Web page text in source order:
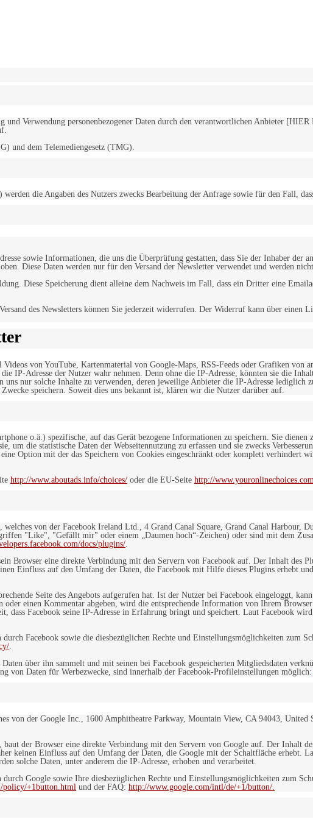
und Verwendung personenbezogener Daten durch den verantwortlichen Anbieter
und dem Telemediengesetz (TMG).
die Angaben des Nutzers zwecks Bearbeitung der Anfrage sowie für den Fall,
sowie Informationen, die uns die Überprüfung gestatten, dass Sie der Inhaber der
Diese Daten werden nur für den Versand der Newsletter verwendet und werden
Diese Speicherung dient alleine dem Nachweis im Fall, dass ein Dritter eine
des Newsletters können Sie jederzeit widerrufen. Der Widerruf kann über einen
von YouTube, Kartenmaterial von Google-Maps, RSS-Feeds oder Grafiken von
IP-Adresse der Nutzer wahr nehmen. Denn ohne die IP-Adresse, könnten sie die
nur solche Inhalte zu verwenden, deren jeweilige Anbieter die IP-Adresse lediglich
speichern. Soweit dies uns bekannt ist, klären wir die Nutzer darüber auf.
o.ä.) spezifische, auf das Gerät bezogene Informationen zu speichern. Sie
die statistische Daten der Webseitennutzung zu erfassen und sie zwecks
Option mit der das Speichern von Cookies eingeschränkt oder komplett verhindert
http://www.aboutads.info/choices/ oder die EU-Seite http://
von der Facebook Ireland Ltd., 4 Grand Canal Square, Grand Canal
"Like", "Gefällt mir" oder einem „Daumen hoch“-Zeichen) oder sind mit dem
docs/plugins/.
Browser eine direkte Verbindung mit den Servern von Facebook auf. Der Inhalt des
Einfluss auf den Umfang der Daten, die Facebook mit Hilfe dieses Plugins erhebt
Seite des Angebots aufgerufen hat. Ist der Nutzer bei Facebook eingeloggt,
einen Kommentar abgeben, wird die entsprechende Information von Ihrem
Facebook seine IP-Adresse in Erfahrung bringt und speichert. Laut Facebook
Facebook sowie die diesbezüglichen Rechte und Einstellungsmöglichkeiten zum
.
über ihn sammelt und mit seinen bei Facebook gespeicherten Mitgliedsdaten
von Daten für Werbezwecke, sind innerhalb der Facebook-Profileinstellungen möglich:
von der Google Inc., 1600 Amphitheatre Parkway, Mountain View, CA 94043,
baut der Browser eine direkte Verbindung mit den Servern von Google auf. Der Inhalt
keinen Einfluss auf den Umfang der Daten, die Google mit der Schaltfläche erhebt.
solche Daten, unter anderem die IP-Adresse, erhoben und verarbeitet.
Google sowie Ihre diesbezüglichen Rechte und Einstellungsmöglichkeiten zum
policy/+1button.html und der FAQ: http://www.google.com/intl/de/+1/button/.